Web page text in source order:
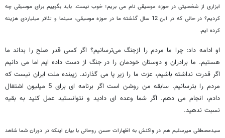
ابزاری از شخصیتی در حوزه موسیقی نام می بریم؛ خوب نیست. باید بگوییم برای موسیقی چه
کردیم؟ در حالی که در این 12 سال گذشته ما در حوزه موسیقی، سینما و تئاتر میلیاردی هزینه
کرده ایم.
او ادامه داد: چرا ما مردم را ازجنگ می‌ترسانیم؟ اگر کسی قدر صلح را بداند ما
هستیم. ما برادران و دوستان خودمان را در جنگ از دست داده ایم اما می دانیم
اگر قدرت نداشته باشیم، عزت ما را زیر پا می گذارند. زیبنده ملت ایران نیست که
مردم را بترسانیم. سابقه من روشن است اگر برنامه ای برای 5 میلیون اشتغال
دادم، انجام می دهم. اگر شما وعده ای دادید و نتوانستید عمل کنید به بقیه
نسبت ندهید.
سیدمصطفی میرسلیم هم در واکنش به اظهارات حسن روحانی با بیان اینکه در دوران شما شاهد